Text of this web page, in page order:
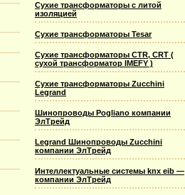
Сухие трансформаторы с литой
изоляцией
Сухие трансформаторы Tesar
Сухие трансформаторы CTR, CRT (
сухой трансформатор IMEFY )
Сухие трансформаторы Zucchini
Legrand
Шинопроводы Pogliano компании
ЭлТрейд
Legrand Шинопроводы Zucchini
компании ЭлТрейд
Интеллектуальные системы knx eib —
компании ЭлТрейд